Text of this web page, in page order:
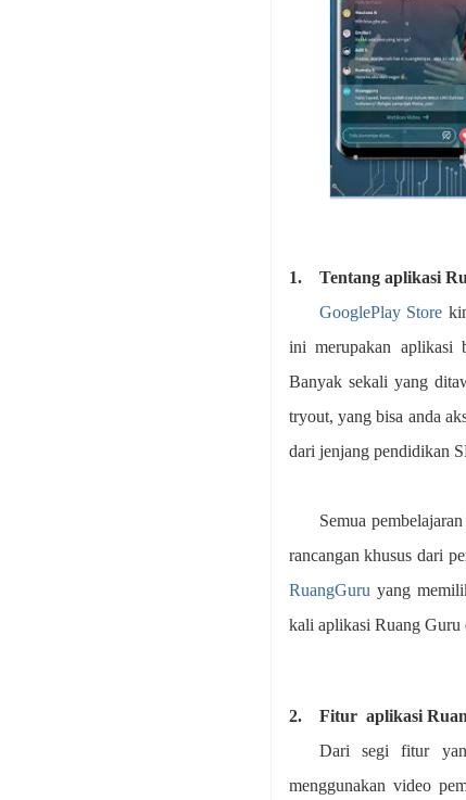
1.
Tentang aplikasi
GooglePlay Store
ini merupakan aplikasi
Banyak sekali yang
tryout, yang bisa anda
dari jenjang pendidikan
Semua
rancangan khusus dari
RuangGuru yang
kali aplikasi Ruang Guru
2.
Fitur aplikasi
Dari segi fitur
menggunakan video